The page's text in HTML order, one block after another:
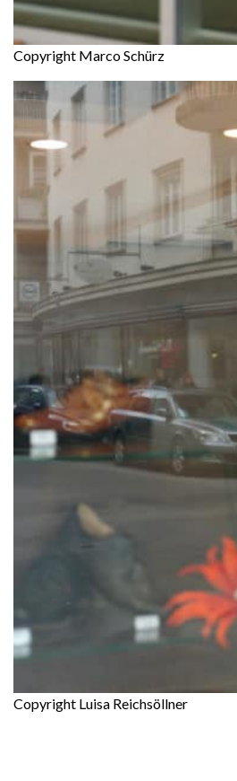
Copyright Marco Schürz
Copyright Luisa Reichsöllner